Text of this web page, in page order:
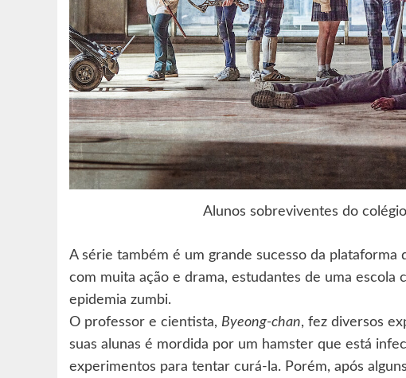
Alunos sobreviventes do
A série também é um grande sucesso da plataforma
com muita ação e drama, estudantes de uma
epidemia zumbi.
O professor e cientista, Byeong-chan, fez diversos
suas alunas é mordida por um hamster que está
experimentos para tentar curá-la. Porém, após